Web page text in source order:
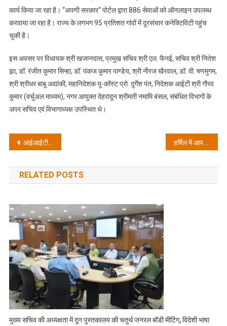
कार्य किया जा रहा है। “अपणी सरकार“ पोर्टल द्वारा 886 सेवाओं को ऑनलाइन उपलब्ध
करवाया जा रहा है। राज्य के लगभग 95 प्रतिशत गांवों में दूरसंचार कनेक्टिविटी पहुंच
चुकी है।
इस अवसर पर विधायक श्री खजानदास, प्रमुख सचिव श्री एल. फैनई, सचिव श्री नितेश
झा, डॉ. रंजीत कुमार सिन्हा, डॉ. पंकज कुमार पाण्डेय, श्री नीरज खैरवाल, डॉ. वी. षणमुगम,
श्री श्रीधर बाबू अद्यांकी, महानिदेशक यू-कॉस्ट प्रो. दुर्गेश पंत, निदेशक आईटी श्री गौरव
कुमार (वर्चुअल माध्यम), नगर आयुक्त देहरादून श्रीमती नमामि बंसल, संबंधित विभागों के
अपर सचिव एवं विभागाध्यक्ष उपस्थित थे।
Post
navigation
आईआईटी रुड़की ने 6G और स्मार्ट सेंसिंग में क्रांति लाने वाली आरआईएस तकनीक के लाइसेंसिंग समझौते पर हस्ताक्षर किए हर्षिल में आपदा राहत कार्यों की कमान जिलाधिकारी के हाथ, झील को मैनुअली खोलने में जुटी टीमें
RELATED POSTS
मुख्य सचिव की अध्यक्षता में दून पुस्तकालय की चतुर्थ जनरल बॉडी मीटिंग, विदेशी भाषा